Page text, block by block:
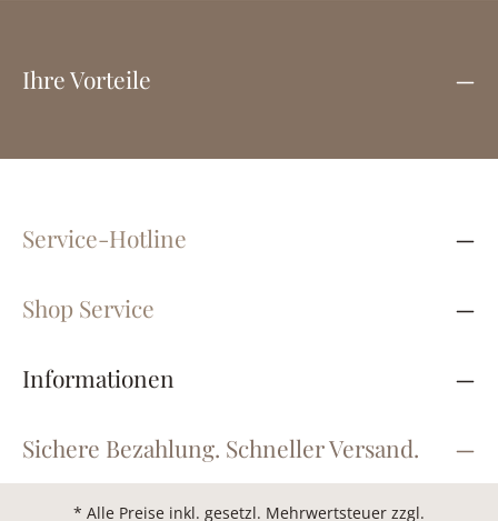
Ihre Vorteile
Service-Hotline
Shop Service
Informationen
Sichere Bezahlung. Schneller Versand.
* Alle Preise inkl. gesetzl. Mehrwertsteuer zzgl.